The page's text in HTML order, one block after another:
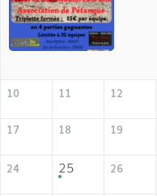
10 11 12
17 18 19
24 25 26